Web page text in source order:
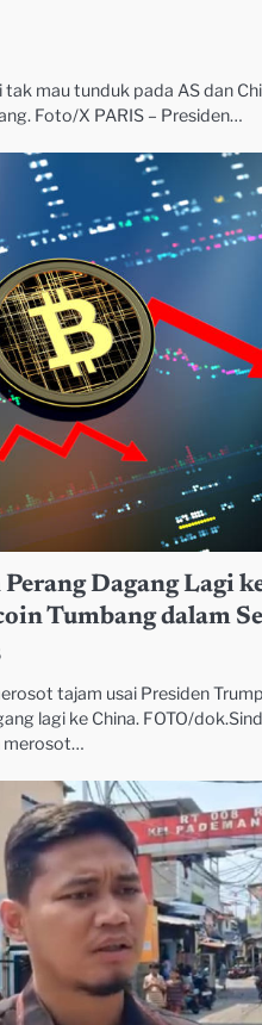
mau tunduk pada AS dan
Foto/X PARIS – Presiden…
Dagang Lagi
Tumbang dalam
tajam usai Presiden Trump
lagi ke China. FOTO/
merosot…